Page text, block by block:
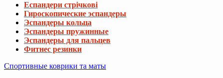
Еспандери стрічкові
Гироскопические эспандеры
Эспандеры кольца
Эспандеры пружинные
Эспандеры для пальцев
Фитнес резинки
Спортивные коврики та маты